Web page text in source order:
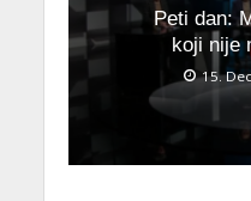
Peti dan:
koji nije
15.